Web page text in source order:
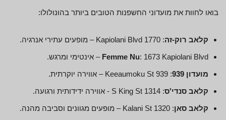
בואו לחוות את מועדוני החשפנות הטובים ביותר בהונולולו:
קלאב רוק-זה: 1770 Kapiolani Blvd – מופעים עתירי אנרגיה.
Femme Nu: 1673 Kapiolani Blvd – אינטימי ומרגש.
מועדון 939
: 939 Keeaumoku St – אווירה יוקרתית.
קלאב סנדי'ס: 1314 S King St - אווירה ידידותית ורגועה.
קלאב סאן: 1320 Kalani St – מופעים מגוונים וסביבה מהנה.